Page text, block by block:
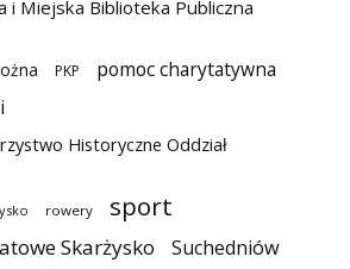
i Miejska Biblioteka Publiczna
PKP
pomoc charytatywna
Historyczne Oddział
rowery sport
Skarżysko Suchedniów